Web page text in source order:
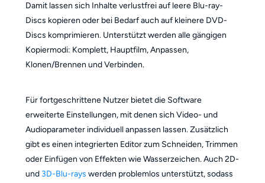
Damit lassen sich Inhalte verlustfrei auf leere Blu-ray-
Discs kopieren oder bei Bedarf auch auf kleinere DVD-
Discs komprimieren. Unterstützt werden alle gängigen
Kopiermodi: Komplett, Hauptfilm, Anpassen,
Klonen/Brennen und Verbinden.
Für fortgeschrittene Nutzer bietet die Software
erweiterte Einstellungen, mit denen sich Video- und
Audioparameter individuell anpassen lassen. Zusätzlich
gibt es einen integrierten Editor zum Schneiden, Trimmen
oder Einfügen von Effekten wie Wasserzeichen. Auch 2D-
und 3D-Blu-rays werden problemlos unterstützt, sodass